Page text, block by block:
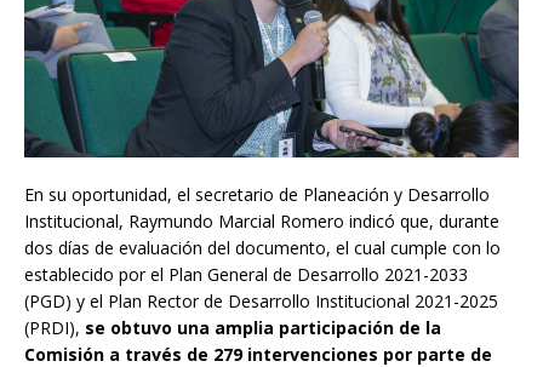
En su oportunidad, el secretario de Planeación y Desarrollo
Institucional, Raymundo Marcial Romero indicó que, durante
dos días de evaluación del documento, el cual cumple con lo
establecido por el Plan General de Desarrollo 2021-2033
(PGD) y el Plan Rector de Desarrollo Institucional 2021-2025
(PRDI), se obtuvo una amplia participación de la
Comisión a través de 279 intervenciones por parte de